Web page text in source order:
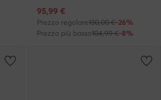
Prezzo attuale
95,99 €
Prezzo regolare130,00 €-26%
Prezzo più basso104,99 €-8%